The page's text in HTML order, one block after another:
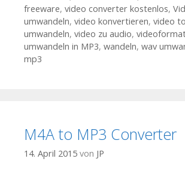
freeware, video converter kostenlos,
umwandeln, video konvertieren, video
umwandeln, video zu audio,
umwandeln in MP3, wandeln, wav
mp3
M4A to MP3 Converter
14. April 2015 von JP